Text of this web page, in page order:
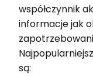
współczynnik
informacje jak
są: